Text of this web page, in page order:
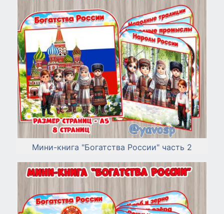
Мини-книга "Богатства России" часть 2